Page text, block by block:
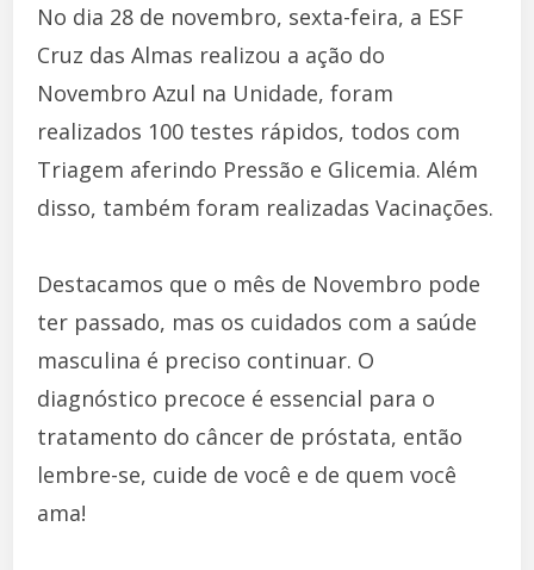
No dia 28 de novembro, sexta-feira, a ESF
Cruz das Almas realizou a ação do
Novembro Azul na Unidade, foram
realizados 100 testes rápidos, todos com
Triagem aferindo Pressão e Glicemia. Além
disso, também foram realizadas Vacinações.
Destacamos que o mês de Novembro pode
ter passado, mas os cuidados com a saúde
masculina é preciso continuar. O
diagnóstico precoce é essencial para o
tratamento do câncer de próstata, então
lembre-se, cuide de você e de quem você
ama!